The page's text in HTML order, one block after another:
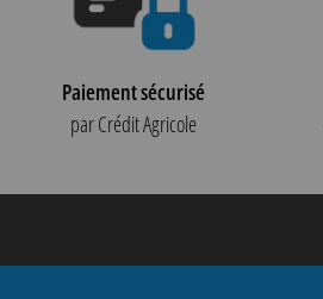
Paiement sécurisé
par Crédit Agricole